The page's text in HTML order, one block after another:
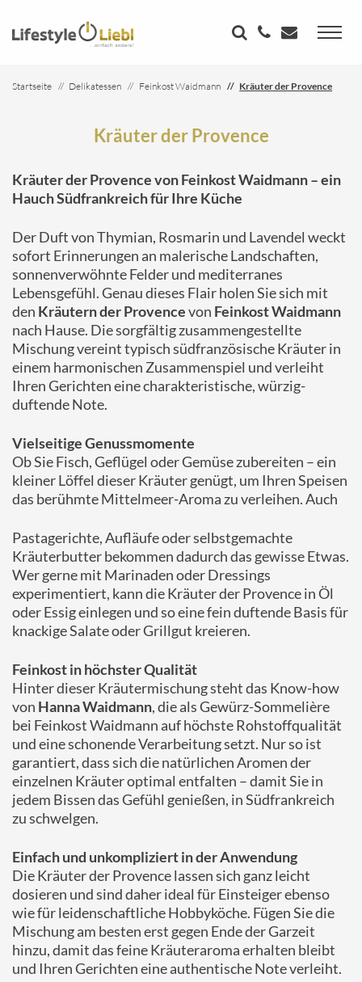
Startseite Delikatessen Feinkost Waidmann Kräuter der Provence
Kräuter der Provence
Kräuter der Provence von Feinkost Waidmann – ein
Hauch Südfrankreich für Ihre Küche
Der Duft von Thymian, Rosmarin und Lavendel weckt
sofort Erinnerungen an malerische Landschaften,
sonnenverwöhnte Felder und mediterranes
Lebensgefühl. Genau dieses Flair holen Sie sich mit
den Kräutern der Provencevon Feinkost Waidmann
nach Hause. Die sorgfältig zusammengestellte
Mischung vereint typisch südfranzösische Kräuter in
einem harmonischen Zusammenspiel und verleiht
Ihren Gerichten eine charakteristische, würzig-
duftende Note.
Vielseitige Genussmomente
Ob Sie Fisch, Geflügel oder Gemüse zubereiten – ein
kleiner Löffel dieser Kräuter genügt, um Ihren Speisen
das berühmte Mittelmeer-Aroma zu verleihen. Auch
Pastagerichte, Aufläufe oder selbstgemachte
Kräuterbutter bekommen dadurch das gewisse Etwas.
Wer gerne mit Marinaden oder Dressings
experimentiert, kann die Kräuter der Provence in Öl
oder Essig einlegen und so eine fein duftende Basis für
knackige Salate oder Grillgut kreieren.
Feinkost in höchster Qualität
Hinter dieser Kräutermischung steht das Know-how
von Hanna Waidmann, die als Gewürz-Sommelière
bei Feinkost Waidmann auf höchste Rohstoffqualität
und eine schonende Verarbeitung setzt. Nur so ist
garantiert, dass sich die natürlichen Aromen der
einzelnen Kräuter optimal entfalten – damit Sie in
jedem Bissen das Gefühl genießen, in Südfrankreich
zu schwelgen.
Einfach und unkompliziert in der Anwendung
Die Kräuter der Provence lassen sich ganz leicht
dosieren und sind daher ideal für Einsteiger ebenso
wie für leidenschaftliche Hobbyköche. Fügen Sie die
Mischung am besten erst gegen Ende der Garzeit
hinzu, damit das feine Kräuteraroma erhalten bleibt
und Ihren Gerichten eine authentische Note verleiht.